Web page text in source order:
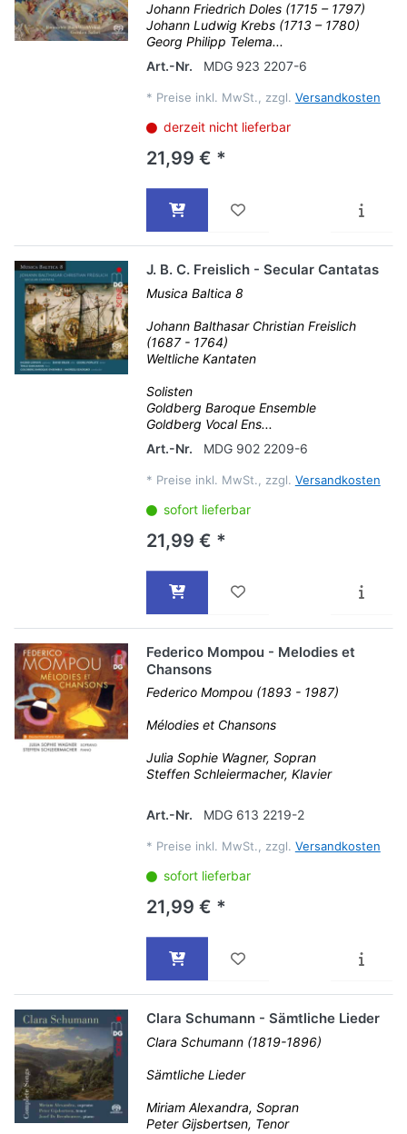
Johann Friedrich Doles (1715 – 1797)
Johann Ludwig Krebs (1713 – 1780)
Georg Philipp Telema...
Art.-Nr.
MDG 923 2207-6
* Preise inkl. MwSt., zzgl. Versandkosten
derzeit nicht lieferbar
21,99 € *
J. B. C. Freislich - Secular Cantatas
Musica Baltica 8
Johann Balthasar Christian Freislich
(1687 - 1764)
Weltliche Kantaten
Solisten
Goldberg Baroque Ensemble
Goldberg Vocal Ens...
Art.-Nr.
MDG 902 2209-6
* Preise inkl. MwSt., zzgl. Versandkosten
sofort lieferbar
21,99 € *
Federico Mompou - Melodies et
Chansons
Federico Mompou (1893 - 1987)
Mélodies et Chansons
Julia Sophie Wagner, Sopran
Steffen Schleiermacher, Klavier
Art.-Nr. MDG 613 2219-2
* Preise inkl. MwSt., zzgl. Versandkosten
sofort lieferbar
21,99 € *
Clara Schumann - Sämtliche Lieder
Clara Schumann (1819-1896)
Sämtliche Lieder
Miriam Alexandra, Sopran
Peter Gijsbertsen, Tenor